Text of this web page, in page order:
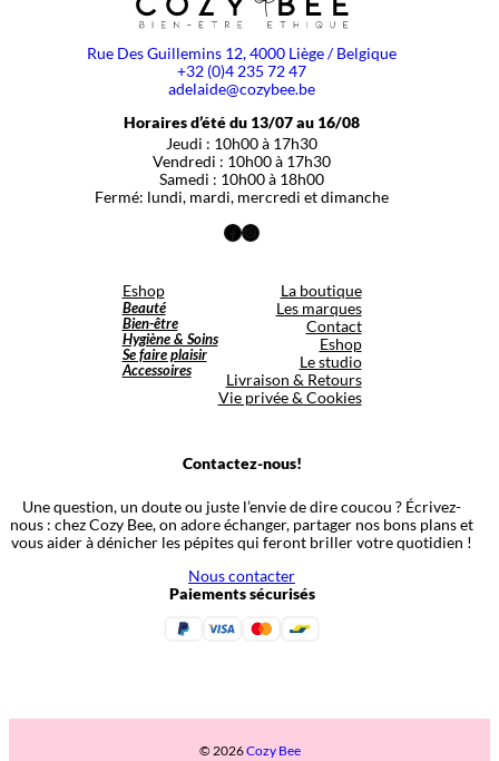
Rue Des Guillemins 12, 4000 Liège / Belgique
+32 (0)4 235 72 47
adelaide@cozybee.be
Horaires d’été du 13/07 au 16/08
Jeudi : 10h00 à 17h30
Vendredi : 10h00 à 17h30
Samedi : 10h00 à 18h00
Fermé: lundi, mardi, mercredi et dimanche
Facebook
Instagram
Eshop
Beauté
Bien-être
Hygiène & Soins
Se faire plaisir
Accessoires
La boutique
Les marques
Contact
Eshop
Le studio
Livraison & Retours
Vie privée & Cookies
Contactez-nous!
Une question, un doute ou juste l’envie de dire coucou ? Écrivez-
nous : chez Cozy Bee, on adore échanger, partager nos bons plans et
vous aider à dénicher les pépites qui feront briller votre quotidien !
Nous contacter
Paiements sécurisés
© 2026Cozy Bee